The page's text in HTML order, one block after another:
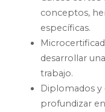
conceptos,
específicas.
desarrollar
trabajo.
Diplomados y
profundizar